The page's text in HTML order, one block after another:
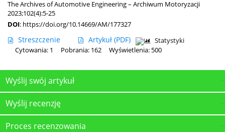
The Archives of Automotive Engineering – Archiwum Motoryzacji
2023;102(4):5-25
DOI: https://doi.org/10.14669/AM/177327
Streszczenie Artykuł (PDF)
Statystyki
Cytowania: 1
Pobrania: 162 Wyświetlenia: 500
Wyślij swój artykuł
Wyślij recenzję
Proces recenzowania